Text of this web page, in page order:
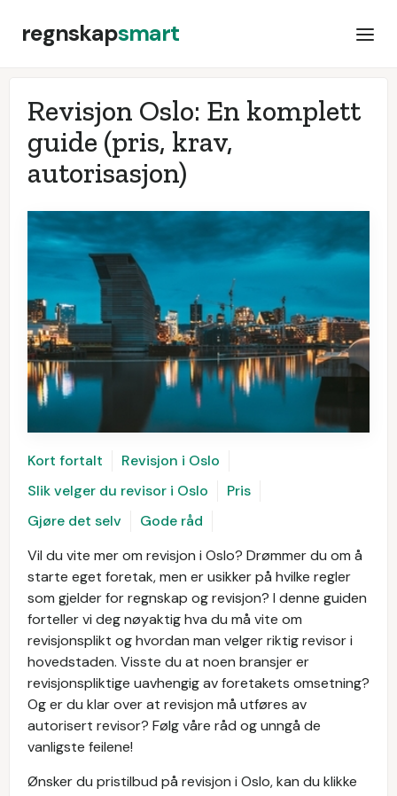
regnskapsmart
Revisjon Oslo: En komplett
guide (pris, krav,
autorisasjon)
Kort fortalt
Revisjon i Oslo
Slik velger du revisor i Oslo
Pris
Gjøre det selv
Gode råd
Vil du vite mer om revisjon i Oslo? Drømmer du om å
starte eget foretak, men er usikker på hvilke regler
som gjelder for regnskap og revisjon? I denne guiden
forteller vi deg nøyaktig hva du må vite om
revisjonsplikt og hvordan man velger riktig revisor i
hovedstaden. Visste du at noen bransjer er
revisjonspliktige uavhengig av foretakets omsetning?
Og er du klar over at revisjon må utføres av
autorisert revisor? Følg våre råd og unngå de
vanligste feilene!
Ønsker du pristilbud på revisjon i Oslo, kan du klikke